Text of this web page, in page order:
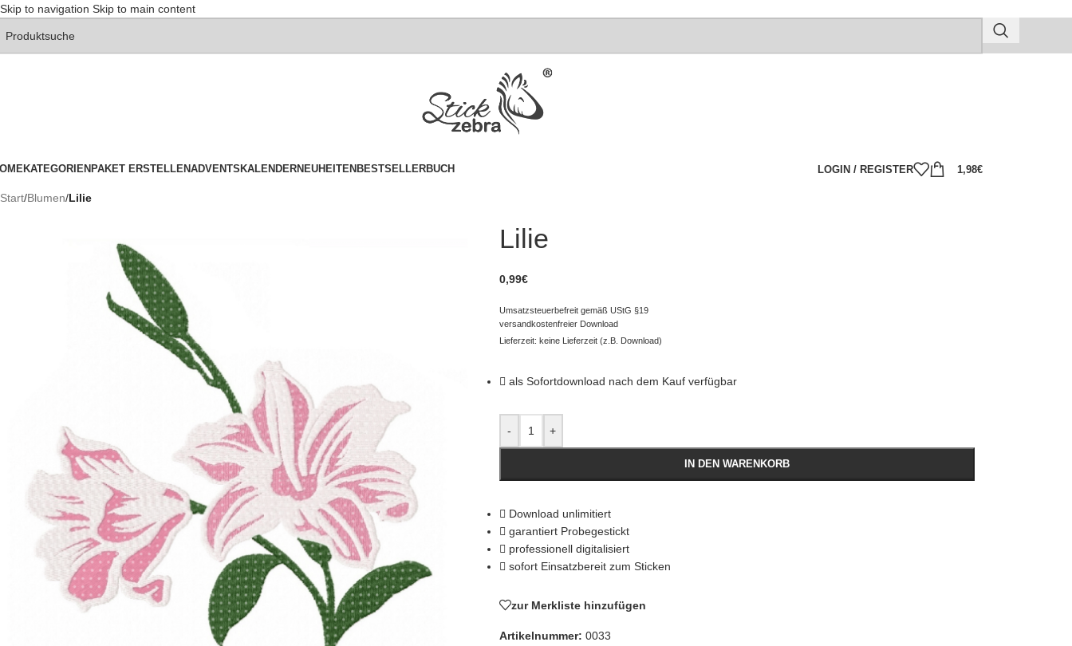
Skip to navigation Skip to main content
KATEGORIEN PAKET ERSTELLENADVENTSKALENDERNEUHEITEN BESTSELLERBUCH LOGIN / REGISTER 1,98€
Start/Blumen/Lilie
Lilie
0,99€
Umsatzsteuerbefreit gemäß UStG §19
versandkostenfreier Download
Lieferzeit: keine Lieferzeit (z.B. Download)
als Sofortdownload nach dem Kauf verfügbar
- +
IN DEN WARENKORB
Download unlimitiert
garantiert Probegestickt
professionell digitalisiert
sofort Einsatzbereit zum Sticken
zur Merkliste hinzufügen
Artikelnummer: 0033